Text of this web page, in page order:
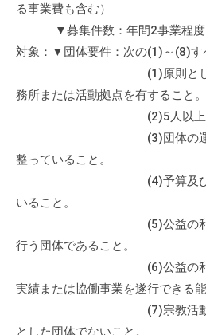
る事業費も含む）
▼募集件数：年間2事業程度
対象：▼団体要件：次の(1)～(8)す
(1)原則として、北
務所または活動拠点を有すること。
(2)5人以上で構成さ
(3)団体の運営に関
整っていること。
(4)予算及び決算が
いること。
(5)公益の利益を目
行う団体であること。
(6)公益の利益を目
実績または協働事業を遂行できる
(7)宗教活動または
とした団体でないこと。